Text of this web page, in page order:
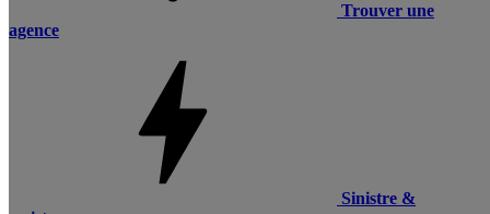
Trouver une
agence
Sinistre &